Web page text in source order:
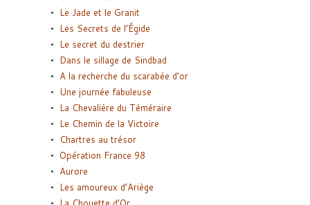
Le Jade et le Granit
Les Secrets de l’Égide
Le secret du destrier
Dans le sillage de Sindbad
A la recherche du scarabée d’or
Une journée fabuleuse
La Chevalière du Téméraire
Le Chemin de la Victoire
Chartres au trésor
Opération France 98
Aurore
Les amoureux d’Ariège